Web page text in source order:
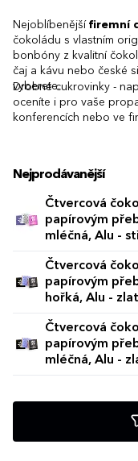
Nejoblíbenější firemní
čokoládu s vlastním
bonbóny z kvalitní
čaj a kávu nebo české
vyberete.
Drobné cukrovinky -
oceníte i pro vaše
konferencích nebo ve
Nejprodávanější
Čtvercová
papírovým
mléčná, Alu -
Čtvercová
papírovým
hořká, Alu -
Čtvercová
papírovým
mléčná, Alu -